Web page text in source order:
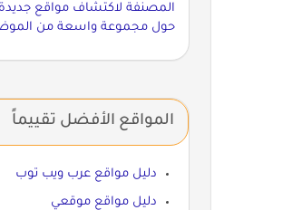
المصنفة لاكتشاف مواقع جديدة
حول مجموعة واسعة من
المواقع الأفضل تقييماً
دليل مواقع عرب ويب توب
دليل مواقع موقعي